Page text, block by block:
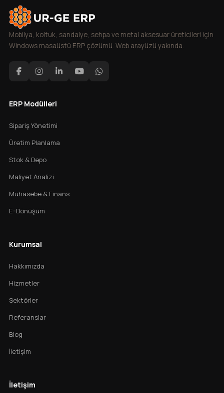
Mobilya, koltuk, sandalye, sehpa ve metal aksesuar üreticileri için
Windows masaüstü ERP çözümü. Web arayüzü yakında.
ERP Modülleri
Sipariş Yönetimi
Üretim Planlama
Stok & Depo
Maliyet Analizi
Muhasebe & Finans
E-Dönüşüm
Kurumsal
Hakkımızda
Hizmetler
Sektörler
Referanslar
Blog
İletişim
İletişim